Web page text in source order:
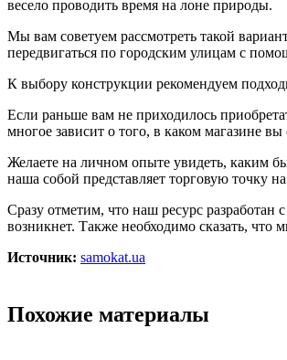
весело проводить время на лоне природы.
Мы вам советуем рассмотреть такой
передвигаться по городским улицам с
К выбору конструкции рекомендуем
Если раньше вам не приходилось
многое зависит о того, в каком магазине
Желаете на личном опыте увидеть, каким
наша собой представляет торговую точку
Сразу отметим, что наш ресурс разработан
возникнет. Также необходимо сказать, что
Источник: samokat.ua
Похожие материалы